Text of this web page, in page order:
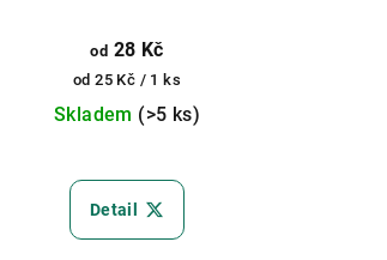
od 28 Kč
Měrná
cena:
od 25 Kč / 1 ks
Skladem (>5 ks)
hodnocení
produktu
je
Detail